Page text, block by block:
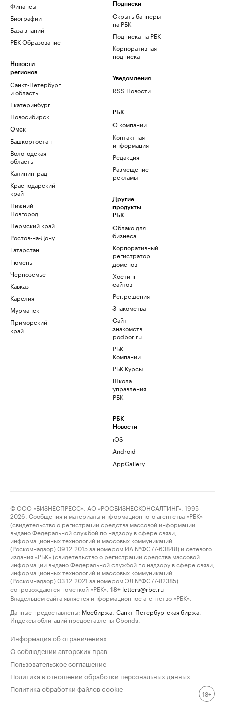
Финансы
Биографии
База знаний
РБК Образование
Новости
регионов
Санкт-Петербург
и область
Екатеринбург
Новосибирск
Омск
Башкортостан
Вологодская
область
Калининград
Краснодарский
край
Нижний
Новгород
Пермский край
Ростов-на-Дону
Татарстан
Тюмень
Черноземье
Кавказ
Карелия
Мурманск
Приморский
край
Подписки
Скрыть баннеры
на РБК
Подписка на РБК
Корпоративная
подписка
Уведомления
RSS Новости
РБК
О компании
Контактная
информация
Редакция
Размещение
рекламы
Другие
продукты
РБК
Облако для
бизнеса
Корпоративный
регистратор
доменов
Хостинг
сайтов
Рег.решения
Знакомства
Сайт
знакомств
podbor.ru
РБК
Компании
РБК Курсы
Школа
управления
РБК
РБК
Новости
iOS
Android
AppGallery
© ООО «БИЗНЕСПРЕСС», АО «РОСБИЗНЕСКОНСАЛТИНГ», 1995–
2026. Сообщения и материалы информационного агентства «РБК»
(свидетельство о регистрации средства массовой информации
выдано Федеральной службой по надзору в сфере связи,
информационных технологий и массовых коммуникаций
(Роскомнадзор) 09.12.2015 за номером ИА №ФС77-63848) и сетевого
издания «РБК» (свидетельство о регистрации средства массовой
информации выдано Федеральной службой по надзору в сфере связи,
информационных технологий и массовых коммуникаций
(Роскомнадзор) 03.12.2021 за номером ЭЛ №ФС77-82385)
сопровождаются пометкой «РБК».
18+ letters@rbc.ru
Владельцем сайта является информационное агентство «РБК».
Данные предоставлены: Мосбиржа Санкт-Петербургская биржа
Индексы облигаций предоставлены Cbonds.
Информация об ограничениях
О соблюдении авторских прав
Пользовательское соглашение
Политика в отношении обработки персональных данных
Политика обработки файлов cookie
18+